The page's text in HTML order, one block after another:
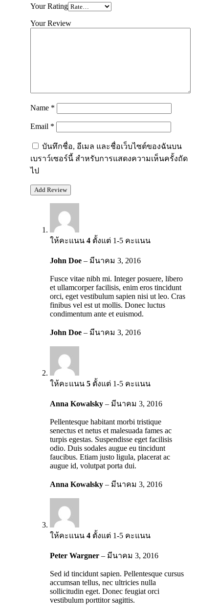
Your Rating
Your Review
Name *
Email *
บันทึกชื่อ, อีเมล และชื่อเว็บไซต์ของฉันบน
เบราว์เซอร์นี้ สำหรับการแสดงความเห็นครั้งถัด
ไป
ให้คะแนน 4 ตั้งแต่ 1-5 คะแนน
John Doe – มีนาคม 3, 2016
Fusce vitae nibh mi. Integer posuere, libero
et ullamcorper facilisis, enim eros tincidunt
orci, eget vestibulum sapien nisi ut leo. Cras
finibus vel est ut mollis. Donec luctus
condimentum ante et euismod.
John Doe – มีนาคม 3, 2016
ให้คะแนน 5 ตั้งแต่ 1-5 คะแนน
Anna Kowalsky – มีนาคม 3, 2016
Pellentesque habitant morbi tristique
senectus et netus et malesuada fames ac
turpis egestas. Suspendisse eget facilisis
odio. Duis sodales augue eu tincidunt
faucibus. Etiam justo ligula, placerat ac
augue id, volutpat porta dui.
Anna Kowalsky – มีนาคม 3, 2016
ให้คะแนน 4 ตั้งแต่ 1-5 คะแนน
Peter Wargner – มีนาคม 3, 2016
Sed id tincidunt sapien. Pellentesque cursus
accumsan tellus, nec ultricies nulla
sollicitudin eget. Donec feugiat orci
vestibulum porttitor sagittis.